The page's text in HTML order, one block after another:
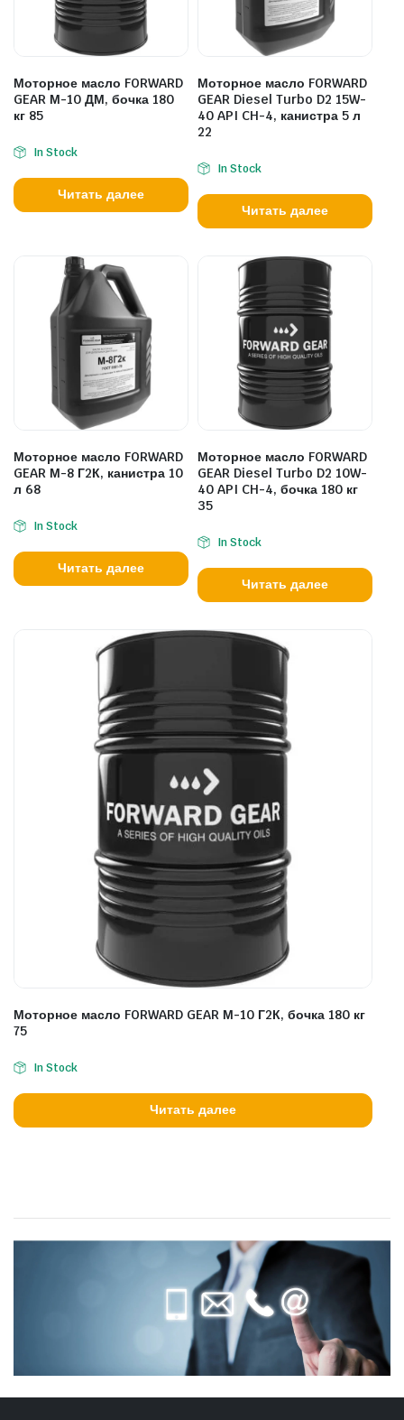
Моторное масло FORWARD
GEAR М-10 ДМ, бочка 180
кг 85
In Stock
Читать далее
Моторное масло FORWARD
GEAR Diesel Turbo D2 15W-
40 API CH-4, канистра 5 л
22
In Stock
Читать далее
Моторное масло FORWARD
GEAR М-8 Г2К, канистра 10
л 68
In Stock
Читать далее
Моторное масло FORWARD
GEAR Diesel Turbo D2 10W-
40 API CH-4, бочка 180 кг
35
In Stock
Читать далее
Моторное масло FORWARD GEAR М-10 Г2К, бочка 180 кг
75
In Stock
Читать далее